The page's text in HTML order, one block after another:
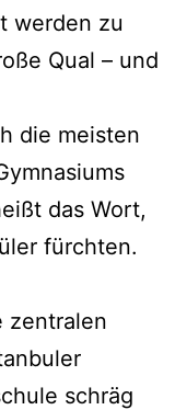
werden zu
Qual – und
die meisten
das Wort,
fürchten.
zentralen
schräg